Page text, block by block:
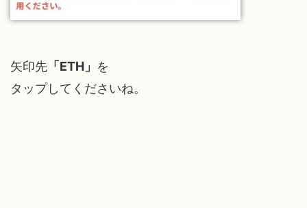
矢印先 「ETH」 を
タップしてくださいね。